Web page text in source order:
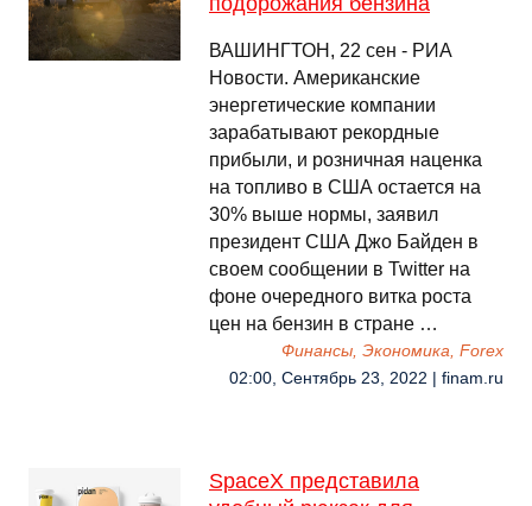
ВАШИНГТОН, 22 сен - РИА
Новости. Американские
энергетические компании
зарабатывают рекордные
прибыли, и розничная наценка
на топливо в США остается на
30% выше нормы, заявил
президент США Джо Байден в
своем сообщении в Twitter на
фоне очередного витка роста
цен на бензин в стране …
Финансы, Экономика, Forex
02:00, Сентябрь 23, 2022 | finam.ru
SpaceX представила